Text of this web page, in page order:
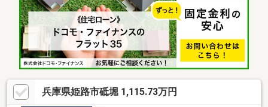
兵庫県姫路市砥堀 1,115.73万円